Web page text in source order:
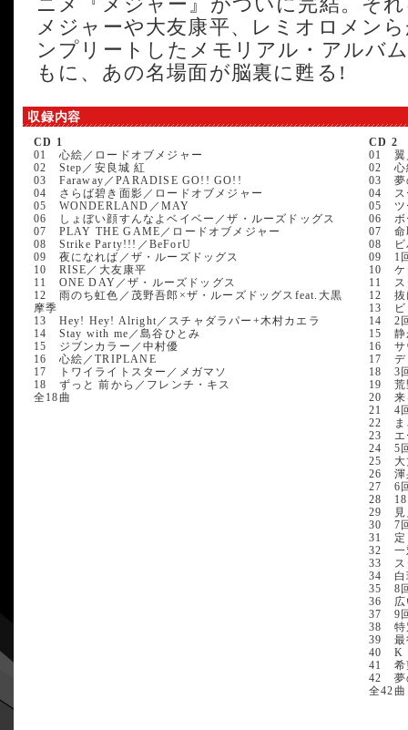
ニメ『メジャー』がついに完結。そ
メジャーや大友康平、レミオロメン
ンプリートしたメモリアル・アルバ
もに、あの名場面が脳裏に甦る!
収録内容
CD 1
01 心絵／ロードオブメジャー
02 Step／安良城 紅
03 Faraway／PARADISE GO!! GO!!
04 さらば碧き面影／ロードオブメジャー
05 WONDERLAND／MAY
06 しょぼい顔すんなよベイベー／ザ・ルーズドッグス
07 PLAY THE GAME／ロードオブメジャー
08 Strike Party!!!／BeForU
09 夜になれば／ザ・ルーズドッグス
10 RISE／大友康平
11 ONE DAY／ザ・ルーズドッグス
12 雨のち虹色／茂野吾郎×ザ・ルーズドッグスfeat.大黒
摩季
13 Hey! Hey! Alright／スチャダラパー+木村カエラ
14 Stay with me／島谷ひとみ
15 ジブンカラー／中村優
16 心絵／TRIPLANE
17 トワイライトスター／メガマソ
18 ずっと 前から／フレンチ・キス
全18曲
CD 2
01 翼
02 心
03 夢
04 ス
05 ツ
06 ボ
07 命
08 ビ
09 1
10 ケ
11 ス
12 抜
13 ビ
14 2
15 静
16 サ
17 デ
18 3
19 荒
20 来
21 4
22 ま
23 エ
24 5
25 大
26 渾
27 6
28
29 見
30 7
31 定
32 一
33 ス
34 白
35 8
36 広
37 9
38 特
39 最
40 K
41 希
42 夢
全42曲